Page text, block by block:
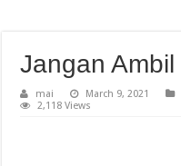
Jangan
mai March 9, 2021
2,118 Views